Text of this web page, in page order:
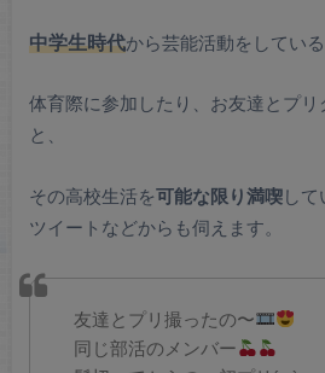
中学生時代から芸能活動をしている
体育際に参加したり、お友達とプリ
と、
その高校生活を可能な限り満喫して
ツイートなどからも伺えます。
友達とプリ撮ったの〜
同じ部活のメンバー